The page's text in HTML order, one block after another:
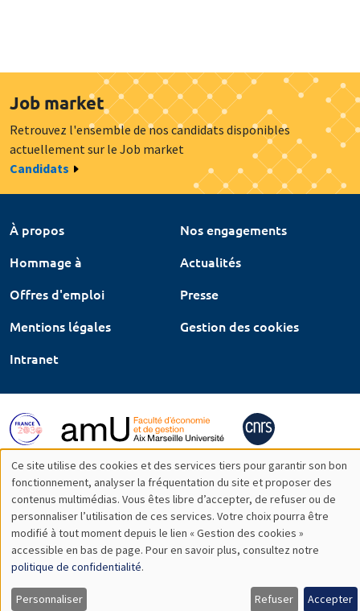
Job market
Retrouvez l'ensemble de nos candidats disponibles
actuellement sur le Job market
Candidats
À propos
Nos engagements
Hommage à
Actualités
Offres d'emploi
Presse
Mentions légales
Gestion des cookies
Intranet
Utilisation
des
données
personnelles
et
Ce site utilise des cookies et des services tiers pour garantir son bon
fonctionnement, analyser la fréquentation du site et proposer des
contenus multimédias. Vous êtes libre d’accepter, de refuser ou de
personnaliser l’utilisation de ces services. Votre choix pourra être
modifié à tout moment depuis le lien « Gestion des cookies »
accessible en bas de page. Pour en savoir plus, consultez notre
politique de confidentialité.
Personnaliser Refuser Accepter